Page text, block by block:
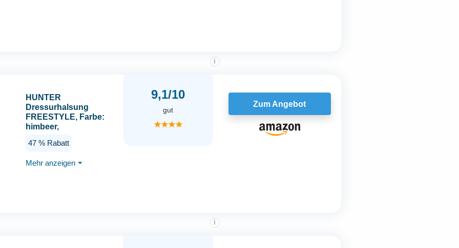
HUNTER
Dressurhalsung
FREESTYLE, Farbe:
himbeer,
mit Polyamid-Kern,
wetterfest &
47 % Rabatt
Mehr anzeigen ⏷
9,1/10
i
gut
★★★★
Zum Angebot
i